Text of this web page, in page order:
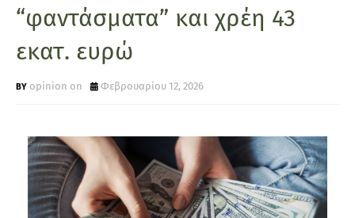
“φαντάσματα” και χρέη 43
εκατ. ευρώ
opinion on Φεβρουαρίου 12, 2026